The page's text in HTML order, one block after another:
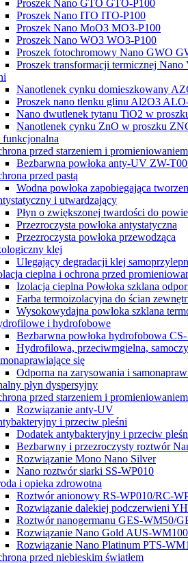
Proszek Nano GTO GTO-P100
Proszek Nano ITO ITO-P100
Proszek Nano MoO3 MO3-P100
Proszek Nano WO3 WO3-P100
Proszek fotochromowy Nano GWO
Proszek transformacji termicznej
Nanotlenek cynku domieszkowany
Proszek nano tlenku glinu Al2O3
Nano dwutlenek tytanu TiO2 w
Nanotlenek cynku ZnO w proszku
funkcjonalna
przed starzeniem i
Bezbarwna powłoka anty-UV ZW-
przed pastą
Wodna powłoka zapobiegająca
i utwardzający
Płyn o zwiększonej twardości do
Przezroczysta powłoka antystatyczna
Przezroczysta powłoka przewodząca
klej
Ulegający degradacji klej
cieplna i ochrona przed
Izolacja cieplna Powłoka szklana
Farba termoizolacyjna do ścian
Wysokowydajna powłoka szklana
i hydrofobowe
Bezbarwna powłoka hydrofobowa CS-
Hydrofilowa, przeciwmgielna,
się
Odporna na zarysowania i
płyn dyspersyjny
przed starzeniem i
Rozwiązanie anty-UV
i przeciw pleśni
Dodatek antybakteryjny i przeciw
Bezbarwny i przezroczysty roztwór
Rozwiązanie Mono Nano Silver
Nano roztwór siarki SS-WP010
i opieka zdrowotna
Roztwór anionowy RS-WP010/RC-
Rozwiązanie dalekiej podczerwieni
Roztwór nanogermanu GES-WM50/
Rozwiązanie Nano Gold AUS-
Rozwiązanie Nano Platinum PTS-
przed niebieskim światłem